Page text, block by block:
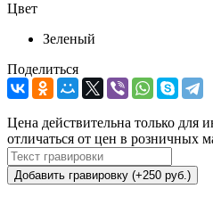
Цвет
Зеленый
Поделиться
Цена действительна только для
отличаться от цен в розничных
Добавить гравировку (+250 руб.)